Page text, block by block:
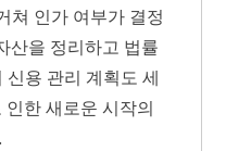
쳐 인가 여부가 결정
산을 정리하고 법률
용 관리 계획도 세
한 새로운 시작의